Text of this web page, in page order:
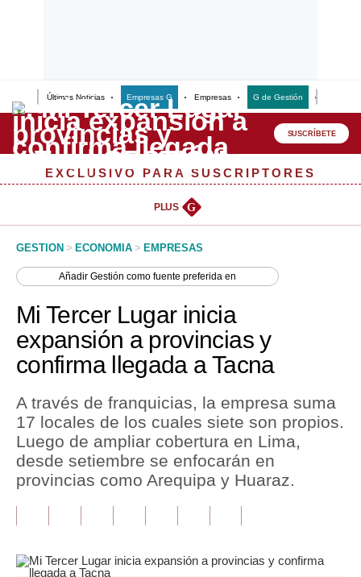
Últimas Noticias Empresas G Empresas G de Gestión
Lo último
Peru Quiosco
Management & Empleo
Perú
Política
Finanzas Personales
Inmobiliarias
Plus G
SUSCRÍBETE
EXCLUSIVO PARA SUSCRIPTORES
PLUS G
GESTION > ECONOMIA > EMPRESAS
AñadirGestión como fuente preferida en
Mi Tercer Lugar inicia
expansión a provincias y
confirma llegada a Tacna
A través de franquicias, la empresa suma
17 locales de los cuales siete son propios.
Luego de ampliar cobertura en Lima,
desde setiembre se enfocarán en
provincias como Arequipa y Huaraz.